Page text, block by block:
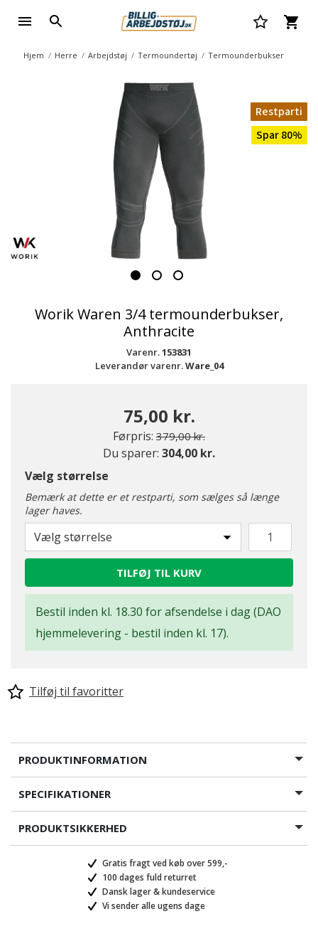
Hjem Herre Arbejdstøj Termoundertøj Termounderbukser
Restparti
Spar 80%
Worik Waren 3/4 termounderbukser,
Anthracite
Varenr.153831
Leverandør varenr.Ware_04
75,00 kr.
Førpris: Pris nedsat fra
379,00 kr.til
Du sparer: 304,00 kr.
Vælg størrelse
Bemærk at dette er et restparti, som sælges så længe
lager haves.
Vælg størrelse
TILFØJ TIL KURV
Bestil inden kl. 18.30 for afsendelse i dag (DAO
hjemmelevering - bestil inden kl. 17).
Tilføj til favoritter
PRODUKTINFORMATION
SPECIFIKATIONER
PRODUKTSIKKERHED
Gratis fragt ved køb over 599,-
100 dages fuld returret
Dansk lager & kundeservice
Vi sender alle ugens dage